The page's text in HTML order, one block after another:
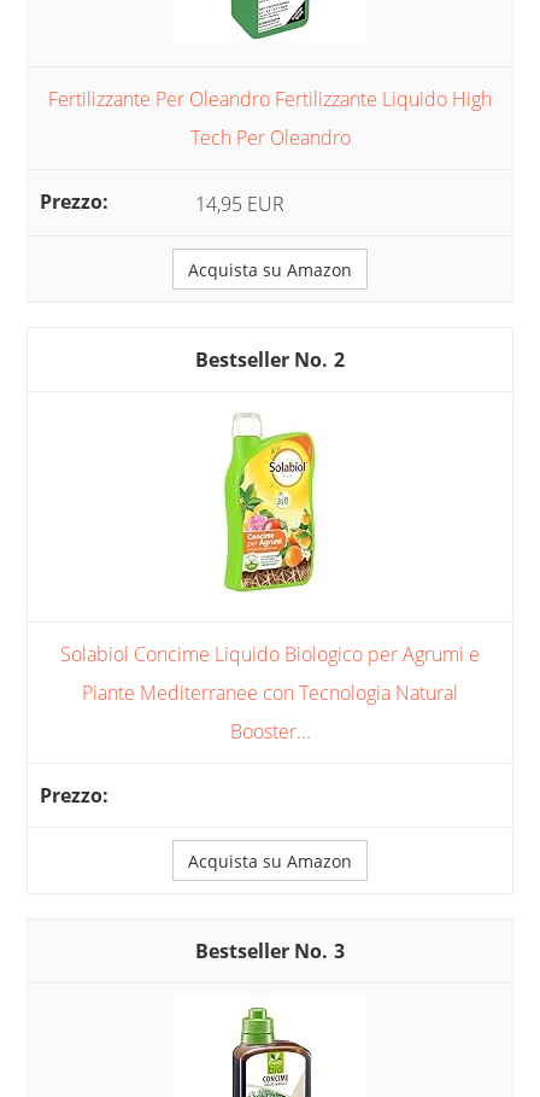
Fertilizzante Per Oleandro Fertilizzante Liquido High
Tech Per Oleandro
14,95 EUR
Acquista su Amazon
2
Solabiol Concime Liquido Biologico per Agrumi e
Piante Mediterranee con Tecnologia Natural
Booster...
Acquista su Amazon
3